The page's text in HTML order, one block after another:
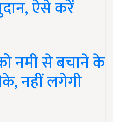
ऐसे करें
नमी से बचाने के
नहीं लगेगी